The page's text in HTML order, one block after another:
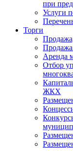
при
Услуги
Торги
Аренда
Отбор
ЖКХ